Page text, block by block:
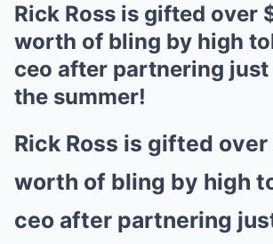
Rick Ross is gifted over
worth of bling by high
ceo after partnering
the summer!
Rick Ross is gifted
worth of bling by high
ceo after partnering